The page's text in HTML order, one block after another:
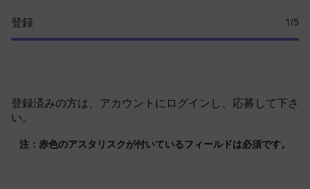
登録 1 /5
登録済みの方は、 アカウントにログイン し、応募して下さ
い。
注：赤色のアスタリスクが付いているフィールドは必須です。